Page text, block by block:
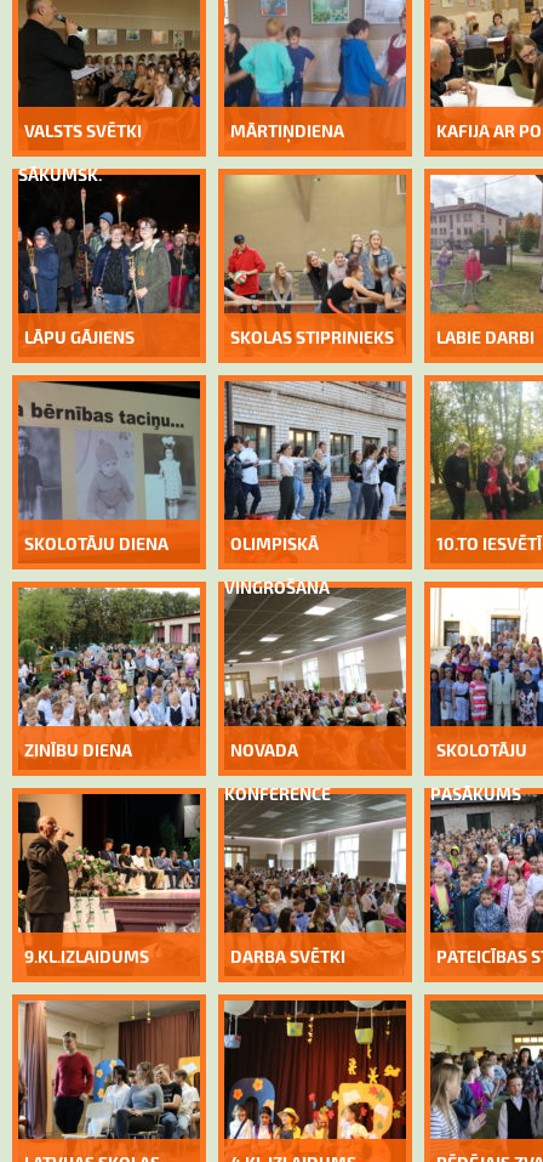
VALSTS SVĒTKI
SĀKUMSK.
MĀRTIŅDIENA KAFIJA AR
LĀPU GĀJIENS SKOLAS STIPRINIEKS LABIE DARBI
SKOLOTĀJU DIENA OLIMPISKĀ
VINGROŠANA
10.TO
ZINĪBU DIENA NOVADA
KONFERENCE
SKOLOTĀJU
PASĀKUMS
9.KL.IZLAIDUMS DARBA SVĒTKI PATEICĪBAS